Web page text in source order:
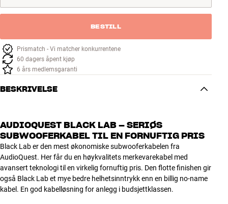
BESTILL
Prismatch - Vi matcher konkurrentene
60 dagers åpent kjøp
6 års medlemsgaranti
BESKRIVELSE
AUDIOQUEST BLACK LAB – SERIØS
SUBWOOFERKABEL TIL EN FORNUFTIG PRIS
Black Lab er den mest økonomiske subwooferkabelen fra
AudioQuest. Her får du en høykvalitets merkevarekabel med
avansert teknologi til en virkelig fornuftig pris. Den flotte finishen gir
også Black Lab et mye bedre helhetsinntrykk enn en billig no-name
kabel. En god kabelløsning for anlegg i budsjettklassen.